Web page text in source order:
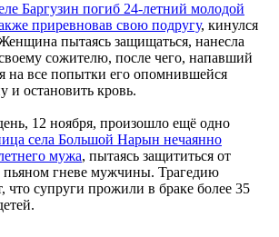
Баргузин погиб 24-летний молодой
приревновав свою подругу, кинулся
пытаясь защищаться, нанесла
сожителю, после чего, напавший
на все попытки его опомнившейся
и остановить кровь.
12 ноября, произошло ещё одно
села Большой Нарын нечаянно
мужа, пытаясь защититься от
пьяном гневе мужчины. Трагедию
что супруги прожили в браке более 35